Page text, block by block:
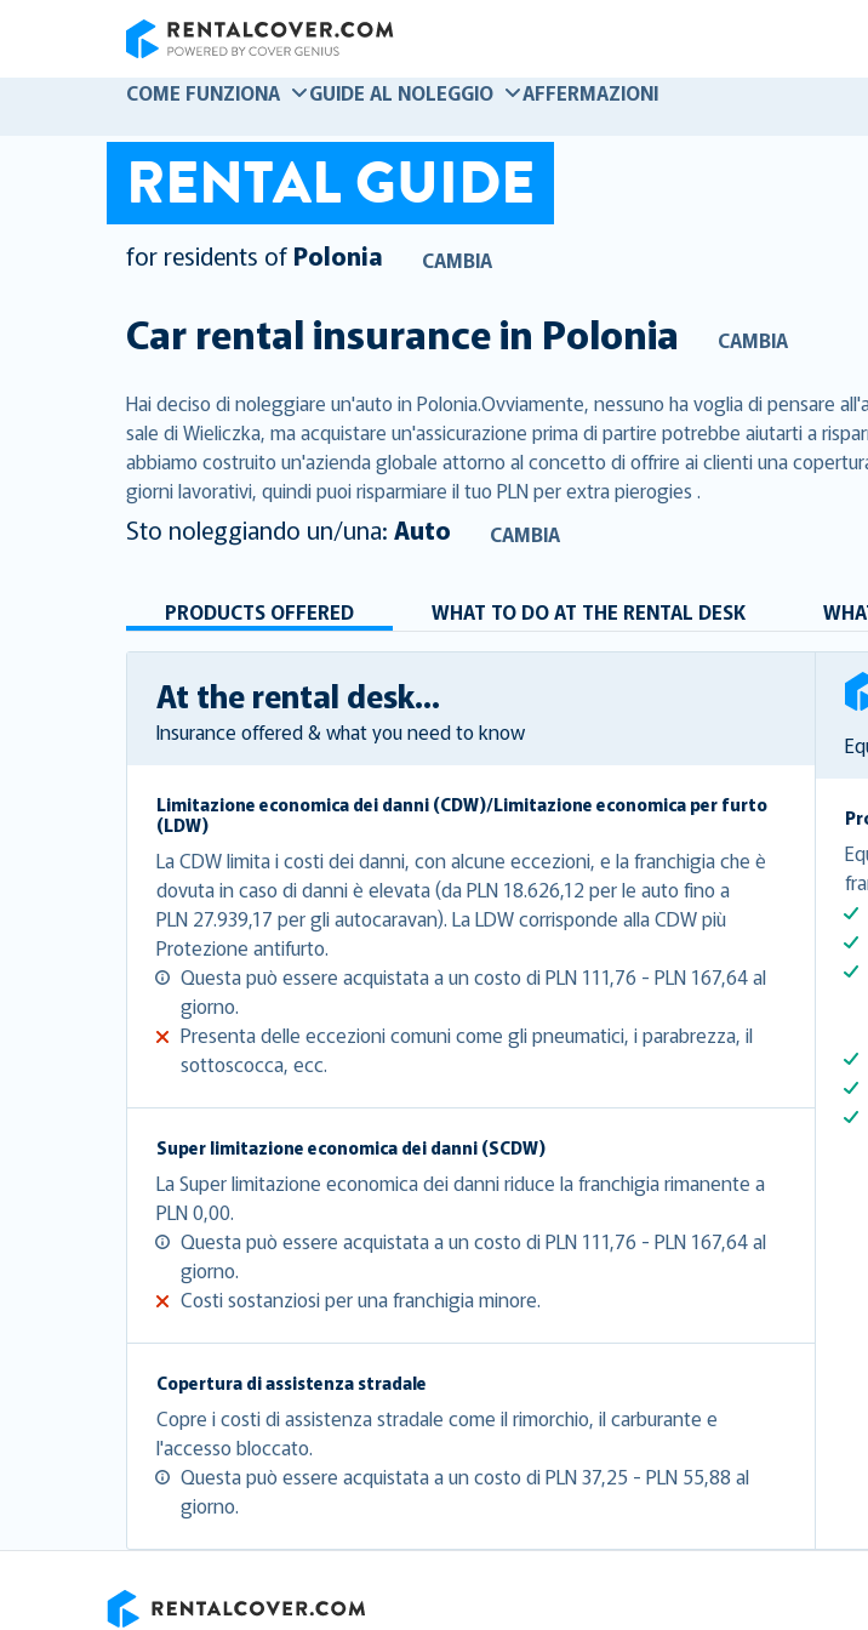
COME FUNZIONA
GUIDE AL NOLEGGIO AFFERMAZIONI
RENTAL GUIDE
for residents of Polonia CAMBIA
Car rental insurance in Polonia CAMBIA
Hai deciso di noleggiare un'auto in Polonia.Ovviamente, nessuno ha voglia di pensare
sale di Wieliczka, ma acquistare un'assicurazione prima di partire potrebbe aiutarti a
abbiamo costruito un'azienda globale attorno al concetto di offrire ai clienti una
giorni lavorativi, quindi puoi risparmiare il tuo PLN per extra pierogies .
Sto noleggiando un/una: Auto CAMBIA
PRODUCTS OFFERED WHAT TO DO AT THE RENTAL DESK
At the rental desk...
Insurance offered & what you need to know
Limitazione economica dei danni (CDW)/Limitazione economica per furto
(LDW)
La CDW limita i costi dei danni, con alcune eccezioni, e la franchigia che è
dovuta in caso di danni è elevata (da PLN 18.626,12 per le auto fino a
PLN 27.939,17 per gli autocaravan). La LDW corrisponde alla CDW più
Protezione antifurto.
Questa può essere acquistata a un costo di PLN 111,76 - PLN 167,64 al
giorno.
Presenta delle eccezioni comuni come gli pneumatici, i parabrezza, il
sottoscocca, ecc.
Super limitazione economica dei danni (SCDW)
La Super limitazione economica dei danni riduce la franchigia rimanente a
PLN 0,00.
Questa può essere acquistata a un costo di PLN 111,76 - PLN 167,64 al
giorno.
Costi sostanziosi per una franchigia minore.
Copertura di assistenza stradale
Copre i costi di assistenza stradale come il rimorchio, il carburante e
l'accesso bloccato.
Questa può essere acquistata a un costo di PLN 37,25 - PLN 55,88 al
giorno.